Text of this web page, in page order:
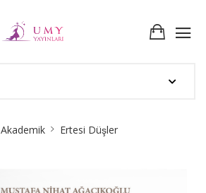
Akademik Ertesi Düşler